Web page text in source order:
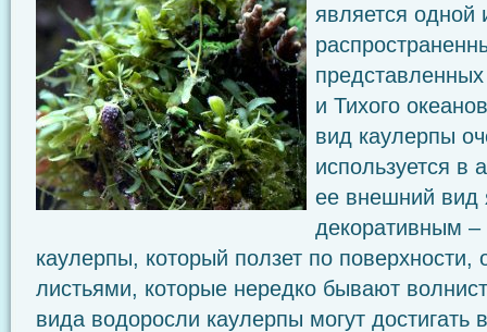
является одной
и Тихого
вид каулерпы
используется в
ее внешний вид
декоративным –
каулерпы, который ползет по
листьями, которые нередко бывают
вида водоросли каулерпы могут достигать